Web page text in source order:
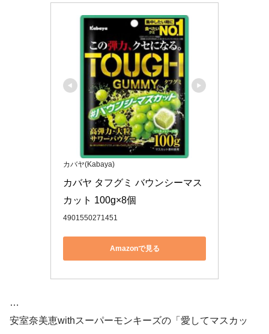
カバヤ(Kabaya)
カバヤ タフグミ バウンシーマス
カット 100g×8個
4901550271451
Amazonで見る
…
安室奈美恵withスーパーモンキーズの「愛してマスカッ